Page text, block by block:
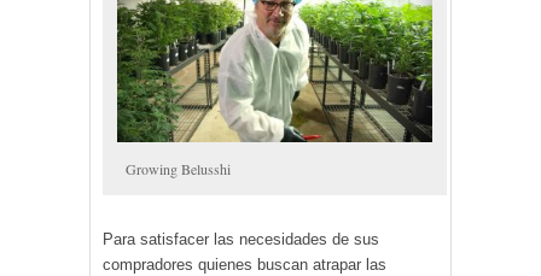
Growing Belusshi
Para satisfacer las necesidades de sus
compradores quienes buscan atrapar las